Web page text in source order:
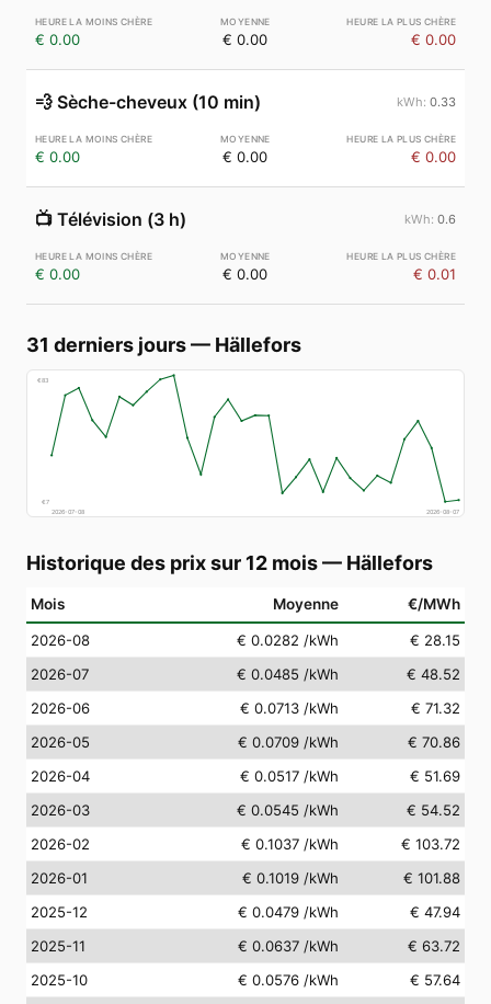
€ 0.00 € 0.00 € 0.00
💨 Sèche-cheveux (10 min) 0.33
€ 0.00 € 0.00 € 0.00
📺 Télévision (3 h) 0.6
€ 0.00 € 0.00 € 0.01
31 derniers jours— Hällefors
€83
€7
2026-07-08
2026-08-07
Historique des prix sur 12 mois— Hällefors
Mois Moyenne €/MWh
2026-08 € 0.0282 /kWh
€ 28.15
2026-07
€ 0.0485 /kWh
€ 48.52
2026-06
€ 0.0713 /kWh
€ 71.32
2026-05
€ 0.0709 /kWh
€ 70.86
2026-04
€ 0.0517 /kWh
€ 51.69
2026-03
€ 0.0545 /kWh
€ 54.52
2026-02
€ 0.1037 /kWh
€ 103.72
2026-01
€ 0.1019 /kWh
€ 101.88
2025-12
€ 0.0479 /kWh
€ 47.94
2025-11
€ 0.0637 /kWh
€ 63.72
2025-10
€ 0.0576 /kWh
€ 57.64